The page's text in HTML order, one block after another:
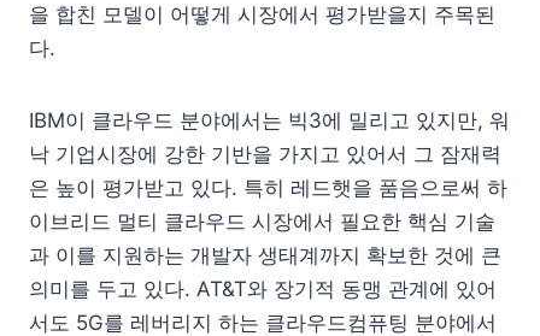
을 합친 모델이 어떻게 시장에서 평가받을지 주목된
다.
IBM이 클라우드 분야에서는 빅3에 밀리고 있지만, 워
낙 기업시장에 강한 기반을 가지고 있어서 그 잠재력
은 높이 평가받고 있다. 특히 레드햇을 품음으로써 하
이브리드 멀티 클라우드 시장에서 필요한 핵심 기술
과 이를 지원하는 개발자 생태계까지 확보한 것에 큰
의미를 두고 있다. AT&T와 장기적 동맹 관계에 있어
서도 5G를 레버리지 하는 클라우드컴퓨팅 분야에서